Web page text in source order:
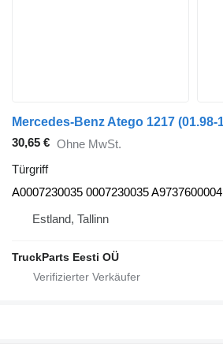
30,65 € Ohne MwSt.
Türgriff
A0007230035 0007230035 A9737600004
Estland, Tallinn
TruckParts Eesti OÜ